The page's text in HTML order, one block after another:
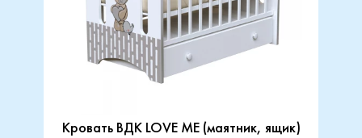
Кровать ВДК LOVE ME (маятник, ящик)